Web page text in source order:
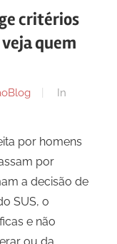
critérios
quem
In
por homens
por
a decisão de
SUS, o
e não